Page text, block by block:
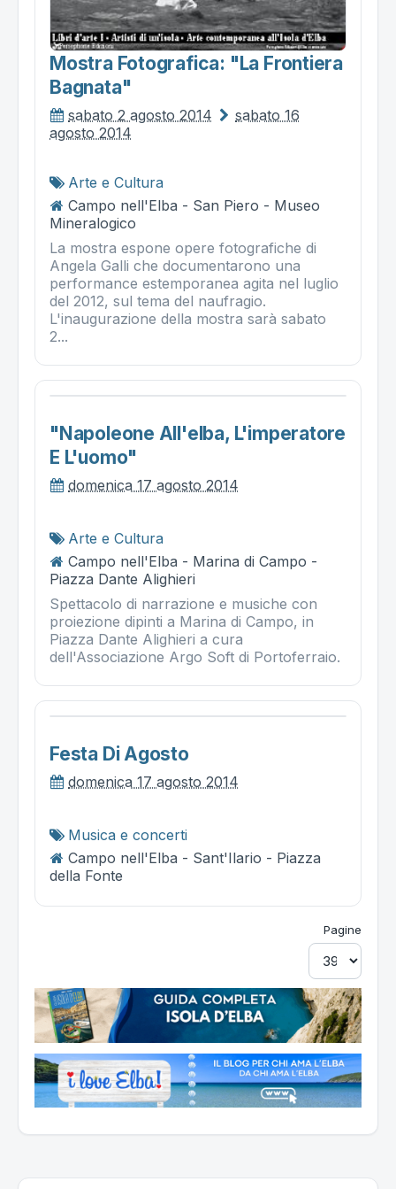
Mostra Fotografica: "la Frontiera
Bagnata"
sabato 2 agosto 2014
sabato 16
agosto 2014
Arte e Cultura
Campo nell'Elba - San Piero - Museo
Mineralogico
La mostra espone opere fotografiche di
Angela Galli che documentarono una
performance estemporanea agita nel luglio
del 2012, sul tema del naufragio.
L'inaugurazione della mostra sarà sabato
2...
"napoleone All'elba, L'imperatore
E L'uomo"
domenica 17 agosto 2014
Arte e Cultura
Campo nell'Elba - Marina di Campo -
Piazza Dante Alighieri
Spettacolo di narrazione e musiche con
proiezione dipinti a Marina di Campo, in
Piazza Dante Alighieri a cura
dell'Associazione Argo Soft di Portoferraio.
Festa Di Agosto
domenica 17 agosto 2014
Musica e concerti
Campo nell'Elba - Sant'Ilario - Piazza
della Fonte
Pagine